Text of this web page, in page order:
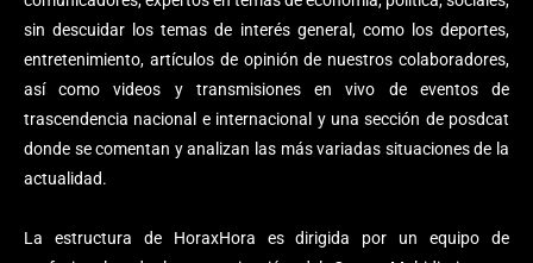
sin descuidar los temas de interés general, como los deportes,
entretenimiento, artículos de opinión de nuestros colaboradores,
así como videos y transmisiones en vivo de eventos de
trascendencia nacional e internacional y una sección de posdcat
donde se comentan y analizan las más variadas situaciones de la
actualidad.
La estructura de HoraxHora es dirigida por un equipo de